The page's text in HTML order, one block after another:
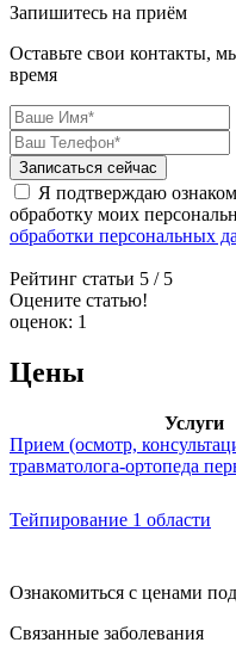
Запишитесь на приём
Оставьте свои контакты,
время
Я подтверждаю
обработку моих
обработки персональных
Рейтинг статьи 5 / 5
Оцените статью!
оценок: 1
Цены
Услуги
Прием (осмотр,
травматолога-ортопеда
Тейпирование 1 области
Ознакомиться с ценами
Связанные заболевания